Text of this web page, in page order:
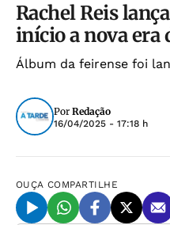
Rachel Reis
início a nova era
Álbum da feirense foi
Por Redação
16/04/2025 - 17:18 h
OUÇA COMPARTILHE